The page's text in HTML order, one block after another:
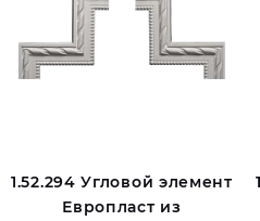
1.52.294 Угловой элемент
Европласт из